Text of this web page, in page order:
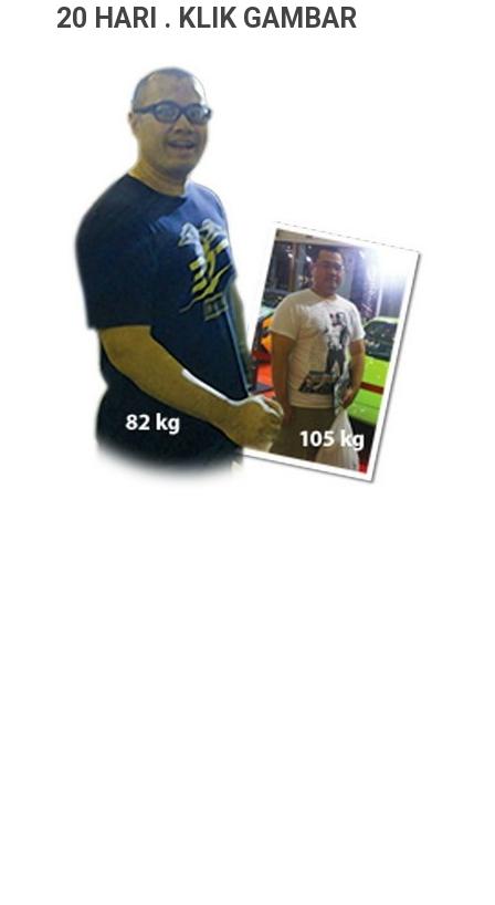
20 HARI . KLIK GAMBAR